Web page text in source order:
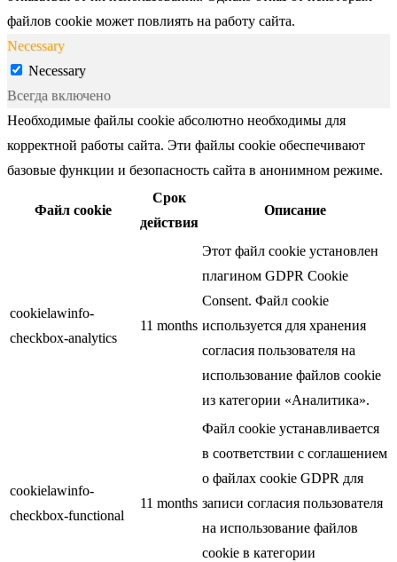
файлов cookie может повлиять на работу сайта.
Necessary
Necessary
Всегда включено
Необходимые файлы cookie абсолютно необходимы для
корректной работы сайта. Эти файлы cookie обеспечивают
базовые функции и безопасность сайта в анонимном режиме.
Файл cookie
Срок
действия
Описание
cookielawinfo-
checkbox-analytics
11 months
Этот файл cookie установлен
плагином GDPR Cookie
Consent. Файл cookie
используется для хранения
согласия пользователя на
использование файлов cookie
из категории «Аналитика».
cookielawinfo-
checkbox-functional
11 months
Файл cookie устанавливается
в соответствии с соглашением
о файлах cookie GDPR для
записи согласия пользователя
на использование файлов
cookie в категории